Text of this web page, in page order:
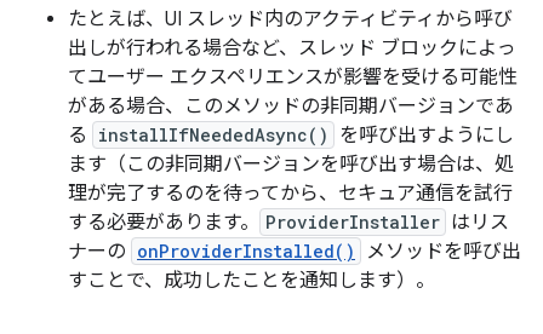
たとえば、UI スレッド内のアクティビティから呼び
出しが行われる場合など、スレッド ブロックによっ
てユーザー エクスペリエンスが影響を受ける可能性
がある場合、このメソッドの非同期バージョンであ
る
installIfNeededAsync()
を呼び出すようにし
ます（この非同期バージョンを呼び出す場合は、処
理が完了するのを待ってから、セキュア通信を試行
する必要があります。
ProviderInstaller はリス
ナーの onProviderInstalled()
メソッドを呼び出
すことで、成功したことを通知します）。